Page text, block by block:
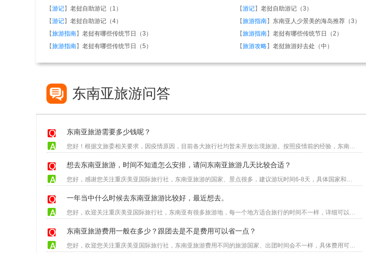
【游记】 老挝自助游记（1） 【游记】 老挝自助游记（3）
【游记】 老挝自助游记（4） 【旅游指南】 东南亚人少景美的海岛推荐（3）
【旅游指南】 老挝有哪些传统节日（3） 【旅游指南】 老挝有哪些传统节日（2）
【旅游指南】 老挝有哪些传统节日（5） 【旅游攻略】 老挝旅游好去处（中）
东南亚旅游问答
东南亚旅游需要多少钱呢？
您好！根据文旅委相关要求，因疫情原因，目前各大旅行社均暂未开放出境旅游。按照疫情前的经验，东南亚旅游经常都有退位代卖千元左右甚至更便宜的。感谢您对重庆美亚国旅的信任与支持。
想去东南亚旅游，时间不知道怎么安排，请问东南亚旅游几天比较合适？
您好，感谢您关注重庆美亚国际旅行社，东南亚旅游的国家、景点很多，建议游玩时间6-8天，具体国家和景点建议浏览时间，可以咨询在线客服。 或参考最新东南亚旅游线路：https://www.57023.com/xianlu/dongnanya
一年当中什么时候去东南亚旅游比较好，最近想去。
您好，欢迎关注重庆美亚国际旅行社，东南亚有很多旅游地，每一个地方适合旅行的时间不一样，详细可以咨询在线客服。或参考最新东南亚旅游线路https://www.57023.com/xianlu/dongnanya/
东南亚旅游费用一般在多少？跟团去是不是费用可以省一点？
您好，欢迎您关注重庆美亚国际旅行社，东南亚旅游费用不同的旅游国家、出团时间会不一样，具体费用可以咨询在线客服。 东南亚跟团游，交通、住宿、用餐、景点游览等由旅行社统一安排，费用相对会比较节省。